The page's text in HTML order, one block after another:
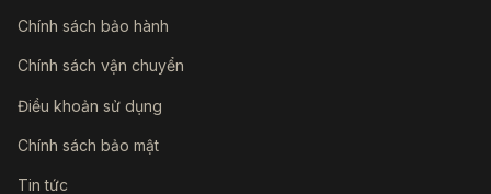
Chính sách bảo hành
Chính sách vận chuyển
Điều khoản sử dụng
Chính sách bảo mật
Tin tức